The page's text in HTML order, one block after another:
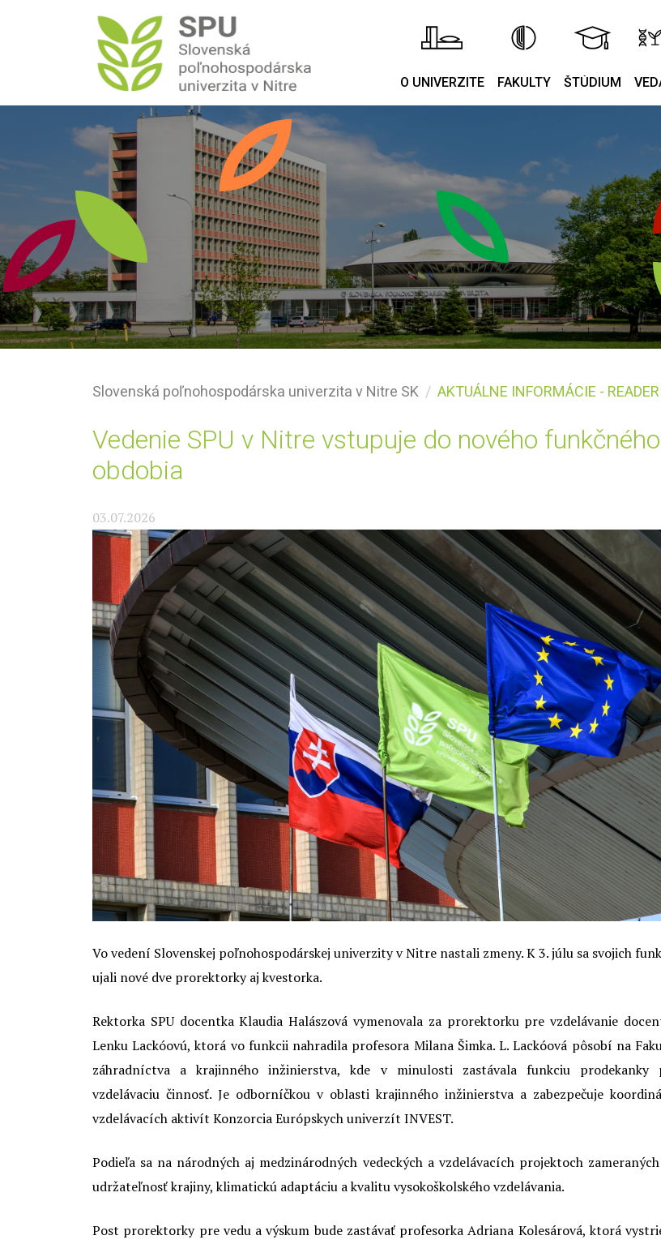
O UNIVERZITE FAKULTY ŠTÚDIUM
Slovenská poľnohospodárska univerzita v Nitre SK AKTUÁLNE INFORMÁCIE - READER
Vedenie SPU v Nitre vstupuje do nového funkčného
obdobia
03.07.2026
Vo vedení Slovenskej poľnohospodárskej univerzity v Nitre nastali zmeny. K 3. júlu sa svojich
ujali nové dve prorektorky aj kvestorka.
Rektorka SPU docentka Klaudia Halászová vymenovala za prorektorku pre vzdelávanie
Lenku Lackóovú, ktorá vo funkcii nahradila profesora Milana Šimka. L. Lackóová pôsobí na
záhradníctva a krajinného inžinierstva, kde v minulosti zastávala funkciu prodekanky
vzdelávaciu činnosť. Je odborníčkou v oblasti krajinného inžinierstva a zabezpečuje
vzdelávacích aktivít Konzorcia Európskych univerzít INVEST.
Podieľa sa na národných aj medzinárodných vedeckých a vzdelávacích projektoch
udržateľnosť krajiny, klimatickú adaptáciu a kvalitu vysokoškolského vzdelávania.
Post prorektorky pre vedu a výskum bude zastávať profesorka Adriana Kolesárová, ktorá